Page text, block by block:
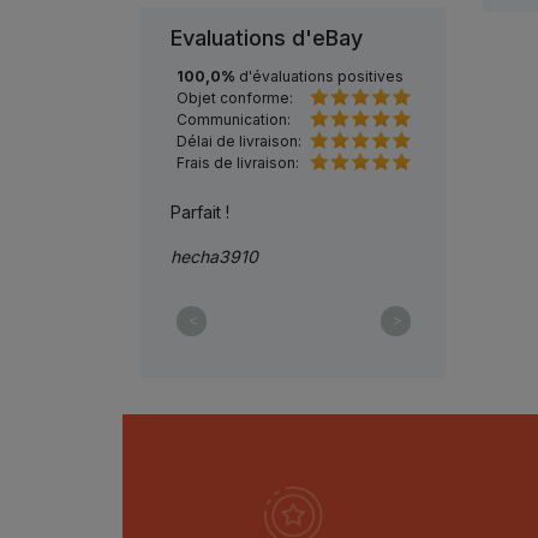
Evaluations d'eBay
100,0% d'évaluations positives
Objet conforme:
Communication:
Délai de livraison:
Frais de livraison:
Parfait !
hecha3910
< >